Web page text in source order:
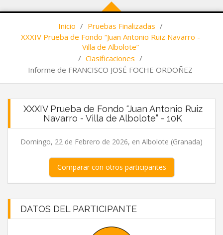
Inicio / Pruebas Finalizadas /
XXXIV Prueba de Fondo “Juan Antonio Ruiz Navarro -
Villa de Albolote”
/ Clasificaciones /
Informe de FRANCISCO JOSÉ FOCHE ORDOÑEZ
XXXIV Prueba de Fondo “Juan Antonio Ruiz
Navarro - Villa de Albolote” - 10K
Domingo, 22 de Febrero de 2026, en Albolote (Granada)
Comparar con otros participantes
DATOS DEL PARTICIPANTE